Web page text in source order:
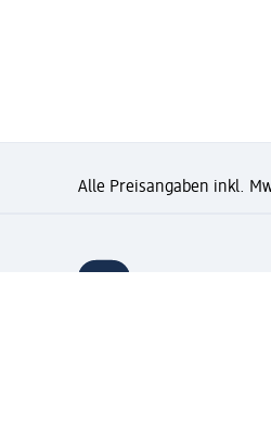
Alle Preisangaben inkl.